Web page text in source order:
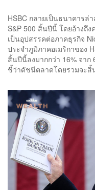
HSBC กลายเป็นธนาคาร
S&P 500 สิ้นปีนี้ โดยอ้างถึ
เป็นอุปสรรคต่อภาคธุรกิจ
ประจำภูมิภาคอเมริกาของ
สิ้นปีนี้ลงมากกว่า 16% จาก
ชี้ว่าดัชนีตลาดโดยรวมจะสิ้